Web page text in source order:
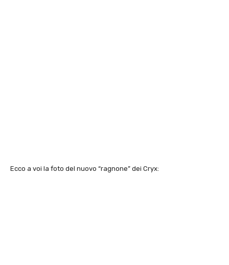
Ecco a voi la foto del nuovo “ragnone” dei Cryx: